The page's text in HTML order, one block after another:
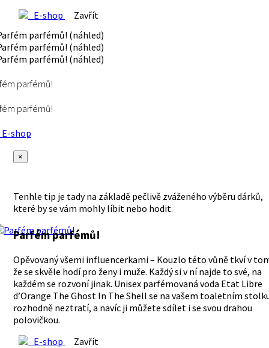
E-shop
Zavřít
parfémů!
parfémů!
shop
×
Tenhle tip je tady na základě pečlivě zváženého výběru dárků,
které by se vám mohly líbit nebo hodit.
Parfém parfémů!
Opěvovaný všemi influencerkami – Kouzlo této vůně tkví v
že se skvěle hodí pro ženy i muže. Každý si v ní najde to své, na
každém se rozvoní jinak. Unisex parfémovaná voda Etat Libre
d’Orange The Ghost In The Shell se na vašem toaletním
rozhodně neztratí, a navíc ji můžete sdílet i se svou drahou
polovičkou.
E-shop
Zavřít